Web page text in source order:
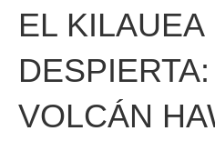
EL KILAUEA
VOLCÁN